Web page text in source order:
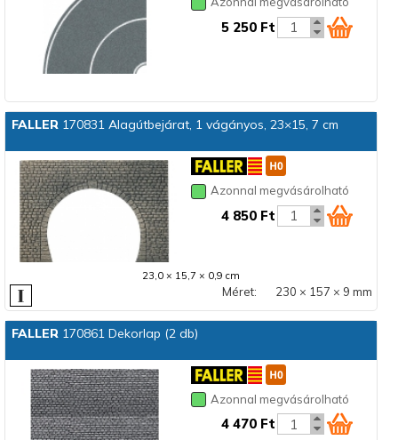
5 250 Ft
FALLER170831 Alagútbejárat, 1 vágányos, 23×15, 7 cm
Azonnal megvásárolható
4 850 Ft
23,0 × 15,7 × 0,9 cm
Méret: 230 × 157 × 9 mm
FALLER170861 Dekorlap (2 db)
Azonnal megvásárolható
4 470 Ft